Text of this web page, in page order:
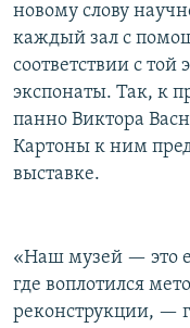
новому слову
каждый зал с
соответствии с той
экспонаты. Так, к
панно Виктора
Картоны к ним
выставке.
«Наш музей — это
где воплотился
реконструкции, —